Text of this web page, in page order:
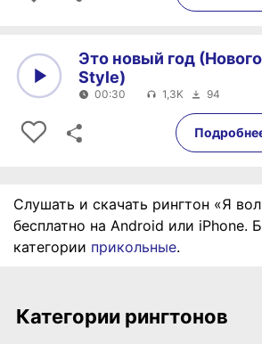
00:30
Это новый год
Style)
00:30 1,3K 94
Слушать и скачать рингтон «Я
бесплатно на Android или iPhone.
категории прикольные.
Категории рингтонов